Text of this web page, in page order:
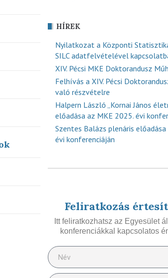
HÍREK
Nyilatkozat a Központi
SILC adatfelvételével
XIV. Pécsi MKE Doktorandusz
Felhívás a XIV. Pécsi
való részvételre
Halpern László „Kornai János
előadása az MKE 2025. évi
Szentes Balázs plenáris
évi konferenciáján
Feliratkozás
Itt feliratkozhatsz az Egyesület
konferenciákkal kapcsolatos